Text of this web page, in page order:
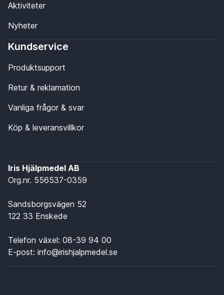
Aktiviteter
Nyheter
Kundservice
Produktsupport
Retur & reklamation
Vanliga frågor & svar
Köp & leveransvillkor
Iris Hjälpmedel AB
Org.nr. 556537-0359
Sandsborgsvägen 52
122 33 Enskede
Telefon växel: 08-39 94 00
E-post: info@irishjalpmedel.se